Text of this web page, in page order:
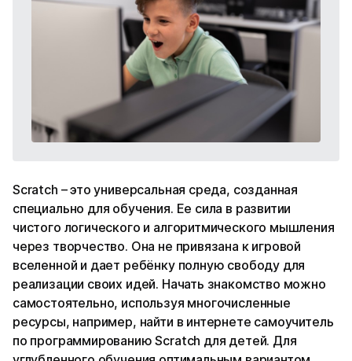
Scratch – это универсальная среда, созданная
специально для обучения. Ее сила в развитии
чистого логического и алгоритмического мышления
через творчество. Она не привязана к игровой
вселенной и дает ребёнку полную свободу для
реализации своих идей. Начать знакомство можно
самостоятельно, используя многочисленные
ресурсы, например, найти в интернете самоучитель
по программированию Scratch для детей. Для